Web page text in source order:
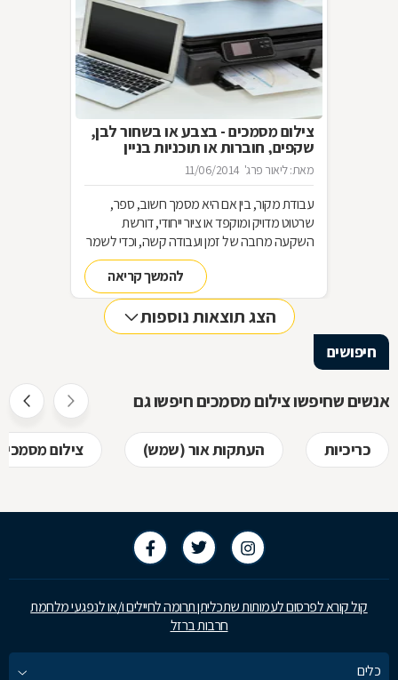
צילום מסמכים - בצבע או בשחור לבן,
שקפים, חוברות או תוכניות בניין
מאת: ליאור פרג' 11/06/2014
עבודת מקור, בין אם היא מסמך חשוב, ספר,
שרטוט מדויק ומוקפד או ציור ייחודי, דורשת
השקעה מרובה של זמן ועבודה קשה, וכדי לשמר
אותה או להפיצה ברבים בדרך קלה ומהירה, יש
צורך בשירותי צילום מסמכים בכל גודל, בכל צבע
ולכל מטרה. על מגוון ייעודיהם של שירותי צילום
מסמכים, ועל אפשרויות הצילום, בכתבה
שלפניכם.
להמשך קריאה
הצג תוצאות נוספות
חיפושים
אנשים שחיפשו צילום מסמכים חיפשו גם
כריכיות העתקות אור (שמש) צילום
קול קורא לפרסום לעמותות שתכליתן תרומה לחיילים ו/או לנפגעי מלחמת
חרבות ברזל
כלים